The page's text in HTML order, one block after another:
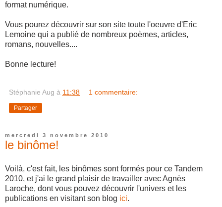
format numérique.
Vous pourez découvrir sur son site toute l'oeuvre d'Eric
Lemoine qui a publié de nombreux poèmes, articles,
romans, nouvelles....
Bonne lecture!
Stéphanie Aug à 11:38 1 commentaire:
Partager
mercredi 3 novembre 2010
le binôme!
Voilà, c'est fait, les binômes sont formés pour ce Tandem
2010, et j'ai le grand plaisir de travailler avec Agnès
Laroche, dont vous pouvez découvrir l'univers et les
publications en visitant son blog ici.